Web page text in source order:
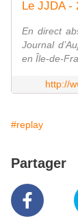
En direct
Journal
en Île-de-
http://
#replay
Partager